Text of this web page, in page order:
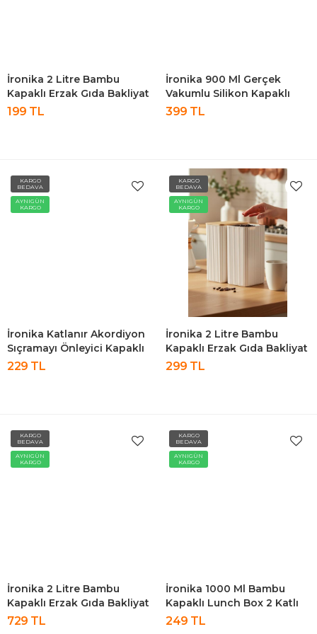
İronika 2 Litre Bambu
Kapaklı Erzak Gıda Bakliyat
Saklama Kabı Mutfak
199 TL
İronika 900 Ml Gerçek
Vakumlu Silikon Kapaklı
Kristal Erzak Bakliyat
399 TL
KARGO
BEDAVA
AYNIGÜN
KARGO
İronika Katlanır Akordiyon
Sıçramayı Önleyici Kapaklı
Mikser Karıştırma Kabı
229 TL
KARGO
BEDAVA
AYNIGÜN
KARGO
İronika 2 Litre Bambu
Kapaklı Erzak Gıda Bakliyat
Saklama Kabı Mutfak
299 TL
KARGO
BEDAVA
AYNIGÜN
KARGO
İronika 2 Litre Bambu
Kapaklı Erzak Gıda Bakliyat
Saklama Kabı Mutfak
729 TL
KARGO
BEDAVA
AYNIGÜN
KARGO
İronika 1000 Ml Bambu
Kapaklı Lunch Box 2 Katlı
Bölmeli Yemek Beslenme
249 TL